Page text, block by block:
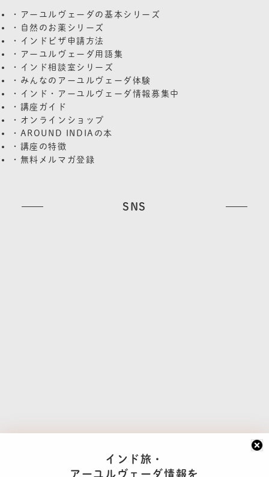
インド旅・
・アーユルヴェーダの基本シリーズ
・自然のお薬シリーズ
・インドビザ申請方法
・アーユルヴェーダ用語集
・インド相談室シリーズ
・みんなのアーユルヴェーダ体験
・インド・アーユルヴェーダ情報募集中
・講座ガイド
・オンラインショップ
・AROUND INDIAの本
・講座の特徴
・無料メルマガ登録
SNS